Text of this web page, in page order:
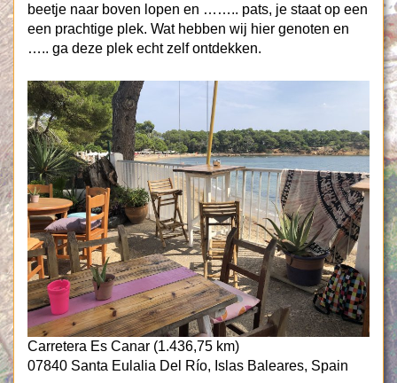
beetje naar boven lopen en …….. pats, je staat op een
een prachtige plek. Wat hebben wij hier genoten en
….. ga deze plek echt zelf ontdekken.
Carretera Es Canar (1.436,75 km)
07840 Santa Eulalia Del Río, Islas Baleares, Spain